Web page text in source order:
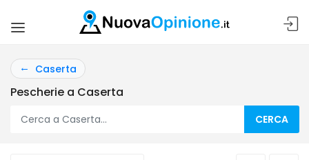
Caserta
Pescherie a Caserta
CERCA